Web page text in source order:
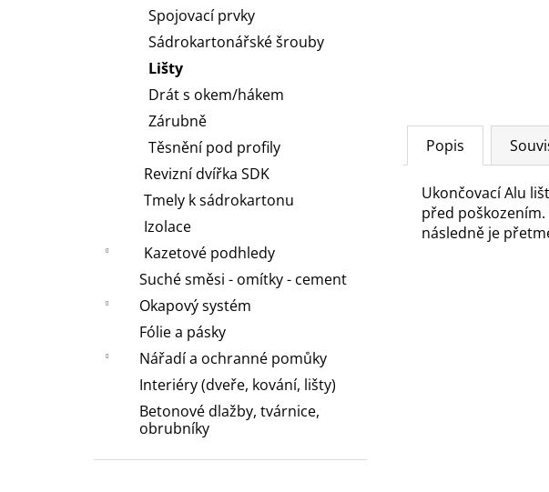
Spojovací prvky
Sádrokartonářské šrouby
Lišty
Drát s okem/hákem
Zárubně
Těsnění pod profily
Revizní dvířka SDK
Tmely k sádrokartonu
Izolace
Kazetové podhledy
Suché směsi - omítky - cement
Okapový systém
Fólie a pásky
Nářadí a ochranné pomůky
Interiéry (dveře, kování, lišty)
Betonové dlažby, tvárnice,
obrubníky
Popis
Ukončovací Alu
před
následně je